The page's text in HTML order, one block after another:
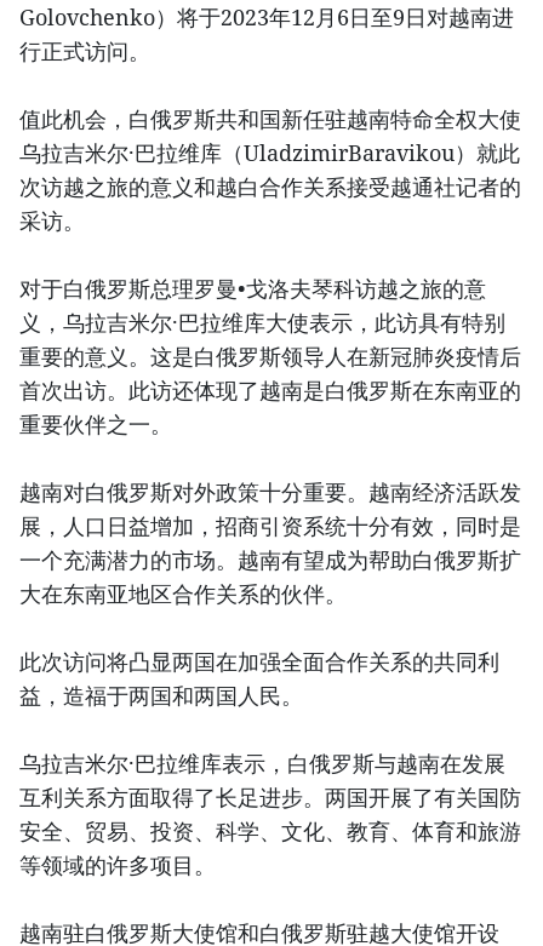
Golovchenko）将于2023年12月6日至9日对越南进
行正式访问。
值此机会，白俄罗斯共和国新任驻越南特命全权大使
乌拉吉米尔·巴拉维库（UladzimirBaravikou）就此
次访越之旅的意义和越白合作关系接受越通社记者的
采访。
对于白俄罗斯总理罗曼•戈洛夫琴科访越之旅的意
义，乌拉吉米尔·巴拉维库大使表示，此访具有特别
重要的意义。这是白俄罗斯领导人在新冠肺炎疫情后
首次出访。此访还体现了越南是白俄罗斯在东南亚的
重要伙伴之一。
越南对白俄罗斯对外政策十分重要。越南经济活跃发
展，人口日益增加，招商引资系统十分有效，同时是
一个充满潜力的市场。越南有望成为帮助白俄罗斯扩
大在东南亚地区合作关系的伙伴。
此次访问将凸显两国在加强全面合作关系的共同利
益，造福于两国和两国人民。
乌拉吉米尔·巴拉维库表示，白俄罗斯与越南在发展
互利关系方面取得了长足进步。两国开展了有关国防
安全、贸易、投资、科学、文化、教育、体育和旅游
等领域的许多项目。
越南驻白俄罗斯大使馆和白俄罗斯驻越大使馆开设